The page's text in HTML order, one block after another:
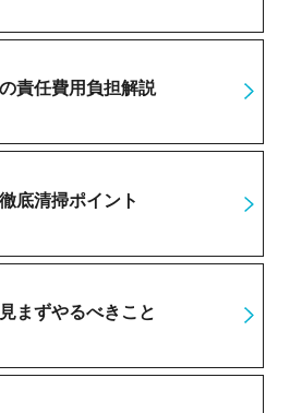
責任費用負担解説
底清掃ポイント
まずやるべきこと